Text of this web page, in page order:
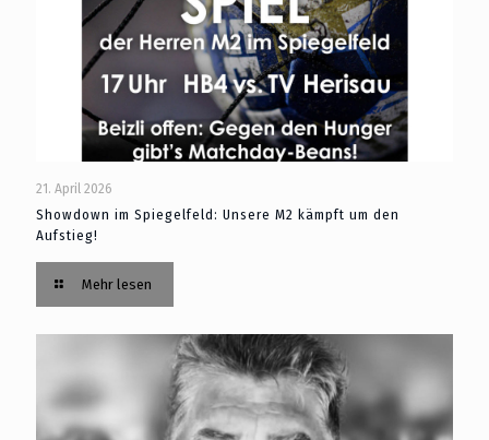
21. April 2026
Showdown im Spiegelfeld: Unsere M2 kämpft um den
Aufstieg!
Mehr lesen